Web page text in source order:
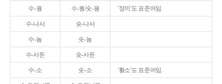
수-꿩 수-퀑/숫-꿩 '장끼'도 표준어임.
수-나사 숫-나사
수-놈 숫-놈
수-사돈 숫-사돈
수-소 숫-소 '황소'도 표준어임.